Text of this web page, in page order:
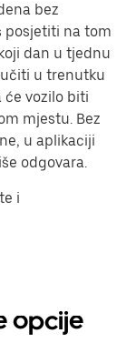
bez
posjetiti na tom
dan u tjednu
u trenutku
vozilo biti
mjestu. Bez
u aplikaciji
odgovara.
i
opcije